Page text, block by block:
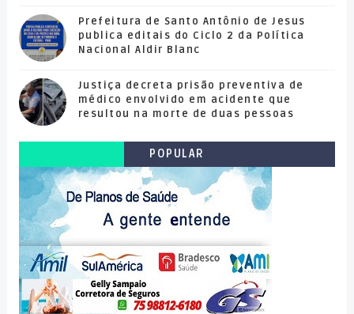
Prefeitura de Santo Antônio de Jesus
publica editais do Ciclo 2 da Política
Nacional Aldir Blanc
Justiça decreta prisão preventiva de
médico envolvido em acidente que
resultou na morte de duas pessoas
POPULAR